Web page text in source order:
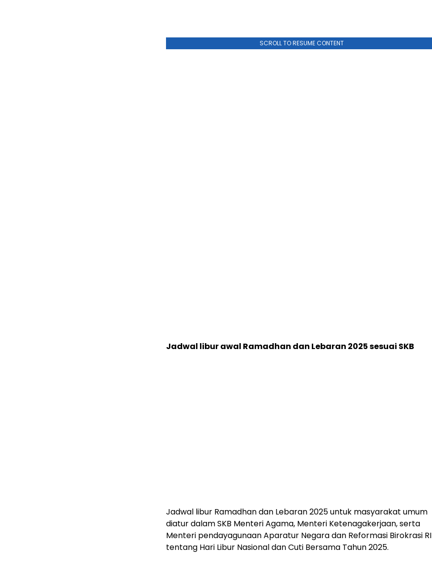
SCROLL TO RESUME CONTENT
Jadwal libur awal Ramadhan dan Lebaran 2025 sesuai SKB
Jadwal libur Ramadhan dan Lebaran 2025 untuk masyarakat umum
diatur dalam SKB Menteri Agama, Menteri Ketenagakerjaan, serta
Menteri pendayagunaan Aparatur Negara dan Reformasi Birokrasi RI
tentang Hari Libur Nasional dan Cuti Bersama Tahun 2025.